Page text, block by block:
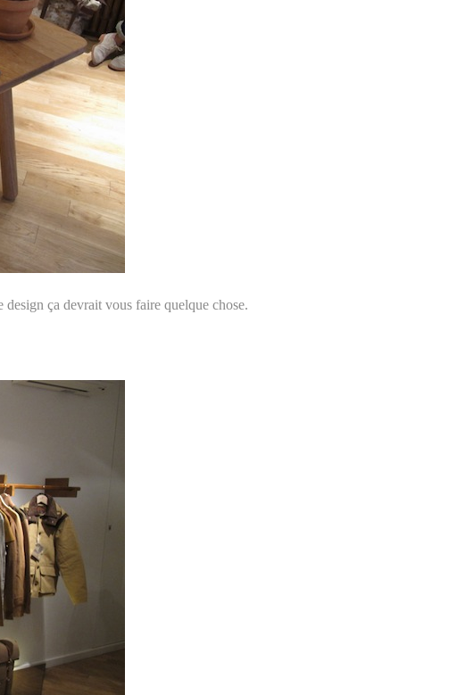
ça devrait vous faire quelque chose.